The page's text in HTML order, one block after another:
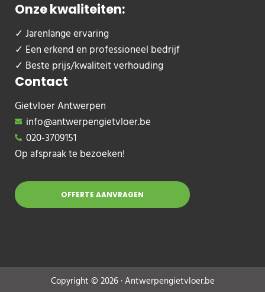
Onze kwaliteiten:
✓ Jarenlange ervaring
✓ Een erkend en professioneel bedrijf
✓ Beste prijs/kwaliteit verhouding
Contact
Gietvloer Antwerpen
info@antwerpengietvloer.be
020-3709151
Op afspraak te bezoeken!
OFFERTE AANVRAGEN
Copyright © 2026 · Antwerpengietvloer.be